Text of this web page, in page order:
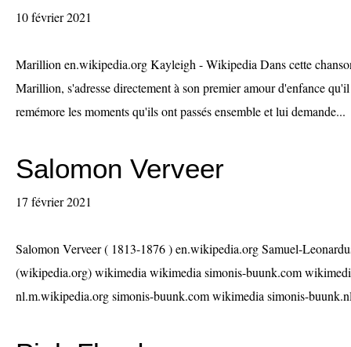
10 février 2021
Marillion en.wikipedia.org Kayleigh - Wikipedia Dans cette
Marillion, s'adresse directement à son premier amour d'enfance
remémore les moments qu'ils ont passés ensemble et lui demande...
Salomon Verveer
17 février 2021
Salomon Verveer ( 1813-1876 ) en.wikipedia.org Samuel-
(wikipedia.org) wikimedia wikimedia simonis-buunk.com
nl.m.wikipedia.org simonis-buunk.com wikimedia simonis-